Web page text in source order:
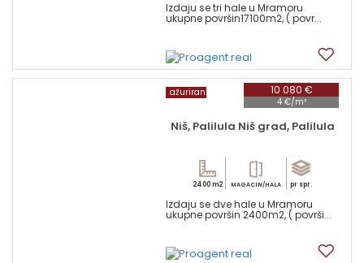
Izdaju se tri hale u Mramoru
ukupne površin17100m2, ( povr...
10 080 €
4 €/m²
ažuriran
Niš, Palilula Niš grad, Palilula
2400 m2 MAGACIN/HALA pr spr.
Izdaju se dve hale u Mramoru
ukupne površin 2400m2, ( površi...